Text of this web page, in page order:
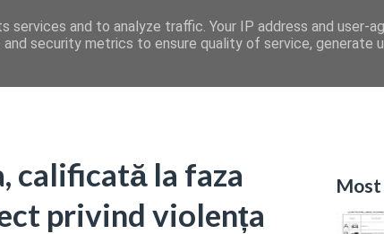
calificată la faza
privind violența
Most
and to analyze traffic. Your IP address and user-
security metrics to ensure quality of service, generate